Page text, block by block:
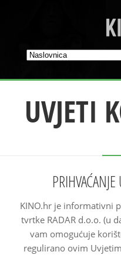
UVJETI
KINO.hr je informativni
tvrtke RADAR d.o.o. (u
vam omogućuje
regulirano ovim